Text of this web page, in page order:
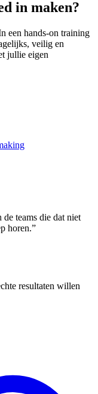
in maken?
een hands-on training
veilig en
jullie eigen
teams die dat niet
horen.”
resultaten willen